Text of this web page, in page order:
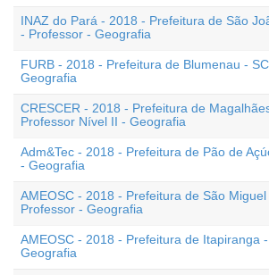
INAZ do Pará - 2018 - Prefeitura de São
- Professor - Geografia
FURB - 2018 - Prefeitura de Blumenau -
Geografia
CRESCER - 2018 - Prefeitura de
Professor Nível II - Geografia
Adm&Tec - 2018 - Prefeitura de Pão de
- Geografia
AMEOSC - 2018 - Prefeitura de São
Professor - Geografia
AMEOSC - 2018 - Prefeitura de Itapiranga
Geografia